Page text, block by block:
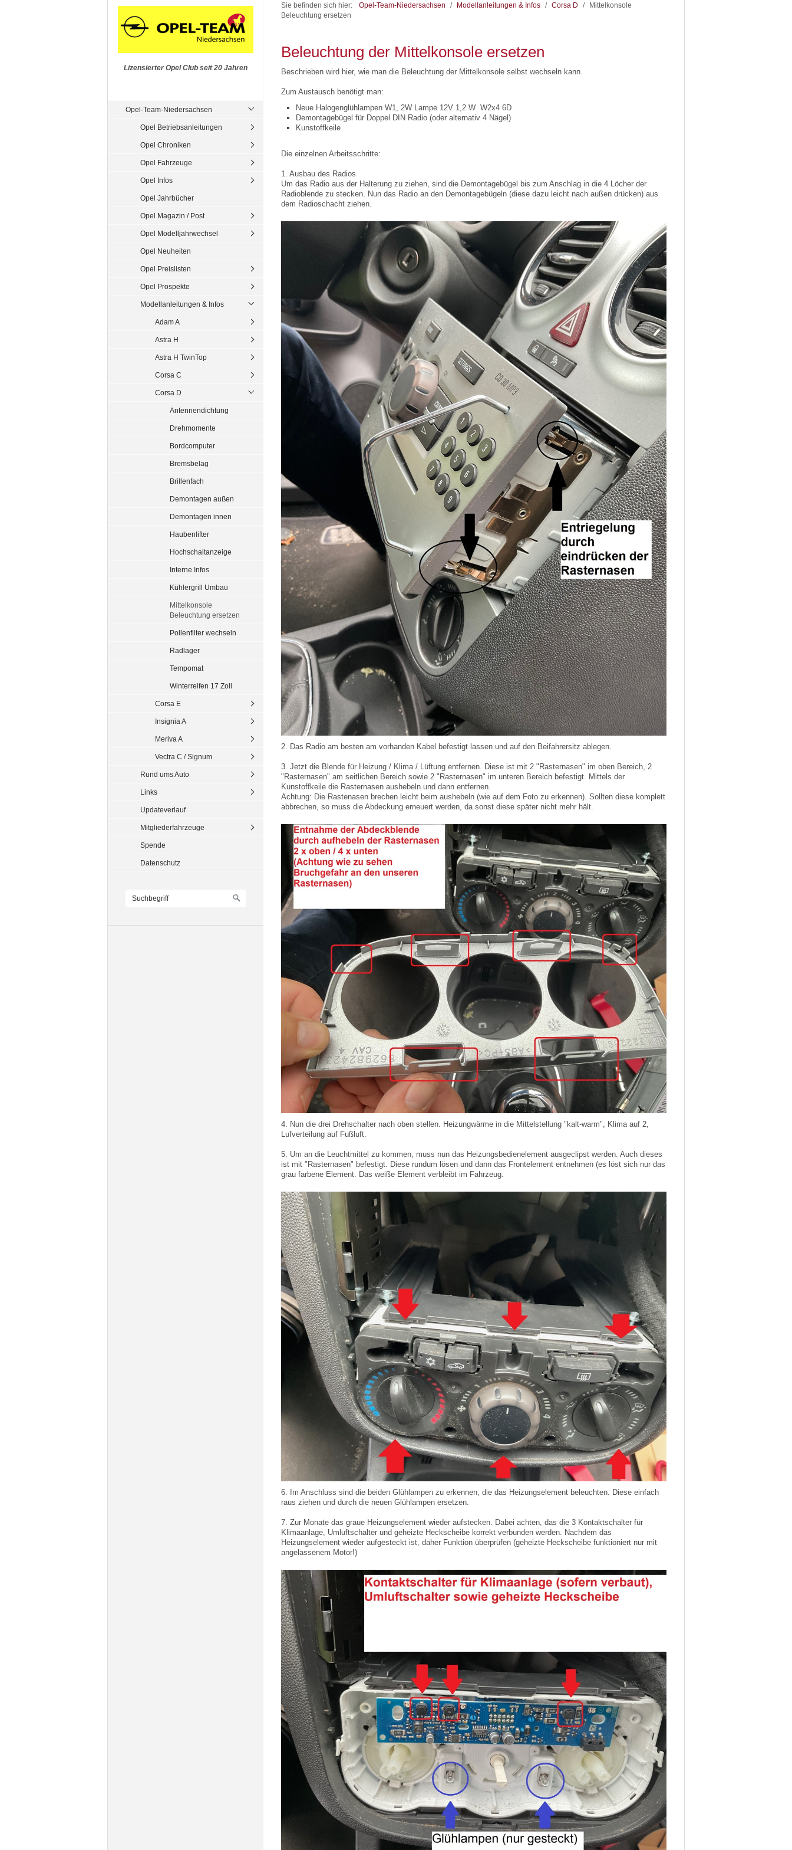
Lizensierter Opel Club seit 20 Jahren
Opel-Team-Niedersachsen
Opel Betriebsanleitungen
Opel Chroniken
Opel Fahrzeuge
Opel Infos
Opel Jahrbücher
Opel Magazin / Post
Opel Modelljahrwechsel
Opel Neuheiten
Opel Preislisten
Opel Prospekte
Modellanleitungen & Infos
Adam A
Astra H
Astra H TwinTop
Corsa C
Corsa D
Antennendichtung
Drehmomente
Bordcomputer
Bremsbelag
Brillenfach
Demontagen außen
Demontagen innen
Haubenlifter
Hochschaltanzeige
Interne Infos
Kühlergrill Umbau
Mittelkonsole
Beleuchtung ersetzen
Pollenfilter wechseln
Radlager
Tempomat
Winterreifen 17 Zoll
Corsa E
Insignia A
Meriva A
Vectra C / Signum
Rund ums Auto
Links
Updateverlauf
Mitgliederfahrzeuge
Spende
Datenschutz
Sie befinden sich hier: Opel-Team-Niedersachsen / Modellanleitungen & Infos / Corsa D /
Mittelkonsole
Beleuchtung ersetzen
Beleuchtung der Mittelkonsole ersetzen
Beschrieben wird hier, wie man die Beleuchtung der Mittelkonsole selbst wechseln kann.
Zum Austausch benötigt man:
Neue Halogenglühlampen W1, 2W Lampe 12V 1,2 W W2x4 6D
Demontagebügel für Doppel DIN Radio (oder alternativ 4 Nägel)
Kunstoffkeile
Die einzelnen Arbeitsschritte:
1. Ausbau des Radios
Um das Radio aus der Halterung zu ziehen, sind die Demontagebügel bis zum Anschlag in die 4 Löcher der
Radioblende zu stecken. Nun das Radio an den Demontagebügeln (diese dazu leicht nach außen drücken) aus
dem Radioschacht ziehen.
2. Das Radio am besten am vorhanden Kabel befestigt lassen und auf den Beifahrersitz ablegen.
3. Jetzt die Blende für Heizung / Klima / Lüftung entfernen. Diese ist mit 2 "Rasternasen" im oben Bereich, 2
"Rasternasen" am seitlichen Bereich sowie 2 "Rasternasen" im unteren Bereich befestigt. Mittels der
Kunstoffkeile die Rasternasen aushebeln und dann entfernen.
Achtung: Die Rastenasen brechen leicht beim aushebeln (wie auf dem Foto zu erkennen). Sollten diese komplett
abbrechen, so muss die Abdeckung erneuert werden, da sonst diese später nicht mehr hält.
4. Nun die drei Drehschalter nach oben stellen. Heizungwärme in die Mittelstellung "kalt-warm", Klima auf 2,
Lufverteilung auf Fußluft.
5. Um an die Leuchtmittel zu kommen, muss nun das Heizungsbedienelement ausgeclipst werden. Auch dieses
ist mit "Rasternasen" befestigt. Diese rundum lösen und dann das Frontelement entnehmen (es löst sich nur das
grau farbene Element. Das weiße Element verbleibt im Fahrzeug.
6. Im Anschluss sind die beiden Glühlampen zu erkennen, die das Heizungselement beleuchten. Diese einfach
raus ziehen und durch die neuen Glühlampen ersetzen.
7. Zur Monate das graue Heizungselement wieder aufstecken. Dabei achten, das die 3 Kontaktschalter für
Klimaanlage, Umluftschalter und geheizte Heckscheibe korrekt verbunden werden. Nachdem das
Heizungselement wieder aufgesteckt ist, daher Funktion überprüfen (geheizte Heckscheibe funktioniert nur mit
angelassenem Motor!)